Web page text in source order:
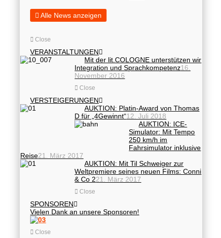
Alle News anzeigen
Close
VERANSTALTUNGEN
Mit der lit.COLOGNE unterstützen wir
Integration und Sprachkompetenz16.
November 2016
Close
VERSTEIGERUNGEN
AUKTION: Platin-Award von Thomas
D für „4Gewinnt“12. Juli 2018
AUKTION: ICE-
Simulator: Mit Tempo
250 km/h im
Fahrsimulator inklusive
Reise21. März 2017
AUKTION: Mit Til Schweiger zur
Weltpremiere seines neuen Films: Conni
& Co 221. März 2017
Close
SPONSOREN
Vielen Dank an unsere Sponsoren!
Close